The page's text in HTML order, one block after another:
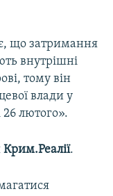
що затримання
внутрішні
тому він
влади у
лютого».
Крим.Реалії.